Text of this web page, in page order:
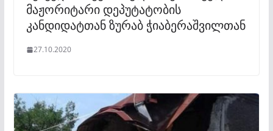
მაჟორიტარი დეპუტატობის
კანდიდატთან ზურაბ ჭიაბერაშვილთან
27.10.2020